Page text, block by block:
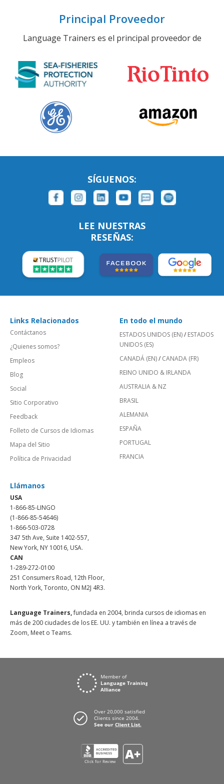
Principal Proveedor
Language Trainers es el principal proveedor de
SÍGUENOS:
LEE NUESTRAS
RESEÑAS:
Links Relacionados
Contáctanos
¿Quienes somos?
Empleos
Blog
Social
Sitio Corporativo
Feedback
Folleto de Cursos de Idiomas
Mapa del Sitio
Política de Privacidad
En todo el mundo
ESTADOS UNIDOS (EN)/ ESTADOS
UNIDOS (ES)
CANADÁ (EN)/ CANADA (FR)
REINO UNIDO & IRLANDA
AUSTRALIA & NZ
BRASIL
ALEMANIA
ESPAÑA
PORTUGAL
FRANCIA
Llámanos
USA
1-866-85-LINGO
(1-866-85-54646)
1-866-503-0728
347 5th Ave, Suite 1402-557,
New York, NY 10016, USA.
CAN
1-289-272-0100
251 Consumers Road, 12th Floor,
North York, Toronto, ON M2J 4R3.
Language Trainers,fundada en 2004, brinda cursos de idiomas en
más de 200 ciudades de los EE. UU. y también en línea a través de
Zoom, Meet o Teams.